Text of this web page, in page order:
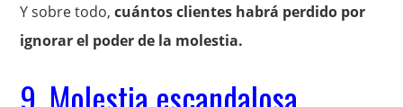
Y sobre todo,cuántos clientes habrá perdido por
ignorar el poder de la molestia.